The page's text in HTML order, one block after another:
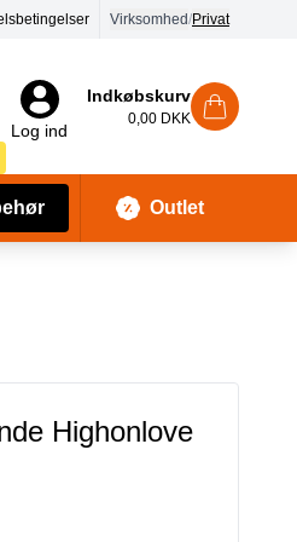
Virksomhed/Privat
Log ind
Indkøbskurv
0,00 DKK
Outlet
Highonlove